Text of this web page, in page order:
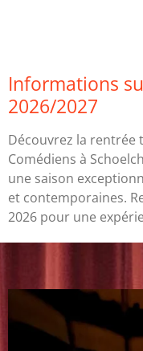
principal
Informations
2026/2027
Découvrez la rentrée
Comédiens à
une saison
et contemporaines.
2026 pour une